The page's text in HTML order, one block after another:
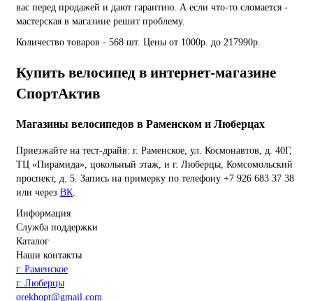
вас перед продажей и дают гарантию. А если что-то сломается -
мастерская в магазине решит проблему.
Количество товаров - 568 шт. Цены от 1000р. до 217990р.
Купить велосипед в интернет-магазине
СпортАктив
Магазины велосипедов в Раменском и Люберцах
Приезжайте на тест-драйв: г. Раменское, ул. Космонавтов, д. 40Г,
ТЦ «Пирамида», цокольный этаж, и г. Люберцы, Комсомольский
проспект, д. 5. Запись на примерку по телефону +7 926 683 37 38
или через ВК
Информация
Служба поддержки
Каталог
Наши контакты
г. Раменское
г. Люберцы
orekhopt@gmail.com